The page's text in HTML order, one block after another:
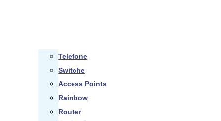
Telefone
Switche
Access Points
Rainbow
Router